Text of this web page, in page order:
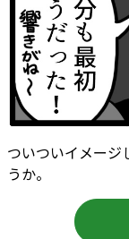
ついついイメージ
うか。